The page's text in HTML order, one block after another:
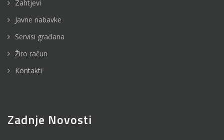
Zahtjevi
Javne nabavke
Servisi građana
Žiro račun
Kontakti
Zadnje Novosti